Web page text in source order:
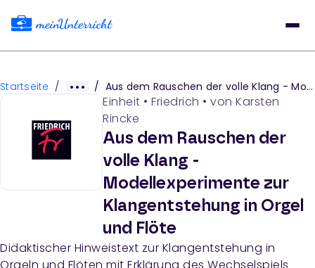
Startseite / / Aus dem Rauschen der volle Klang - Modellexperimente zur Klangentstehung in Orgel und Flöte
Einheit • Friedrich • von Karsten
Rincke
Aus dem Rauschen der
volle Klang -
Modellexperimente zur
Klangentstehung in Orgel
und Flöte
Didaktischer Hinweistext zur Klangentstehung in